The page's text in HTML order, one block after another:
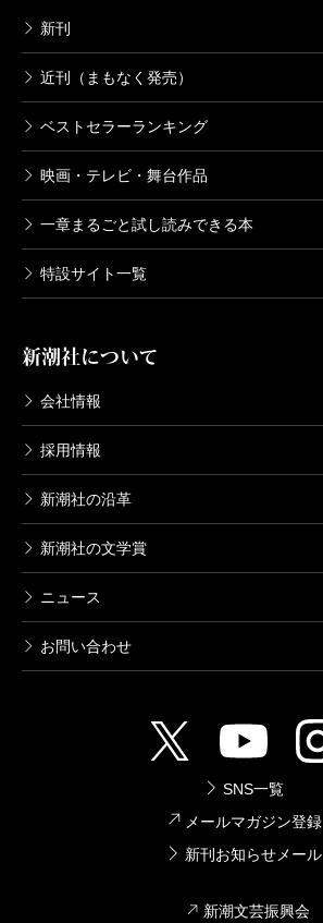
新刊
近刊（まもなく発売）
ベストセラーランキング
映画・テレビ・舞台作品
一章まるごと試し読みできる本
特設サイト一覧
新潮社について
会社情報
採用情報
新潮社の沿革
新潮社の文学賞
ニュース
お問い合わせ
SNS一覧
メールマガジン登録
新刊お知らせメール
新潮文芸振興会